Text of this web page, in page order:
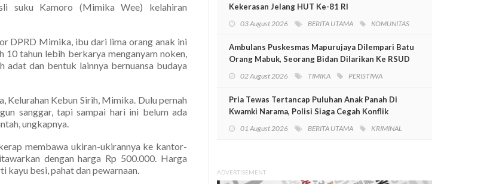
suku Kamoro (Mimika Wee) kelahiran
DPRD Mimika, ibu dari lima orang anak ini
10 tahun lebih berkarya menganyam noken,
adat dan bentuk lainnya bernuansa budaya
Kebun Sirih, Mimika. Dulu pernah
sanggar, tapi sampai hari ini belum ada
ungkapnya.
membawa ukiran-ukirannya ke kantor-
dengan harga Rp 500.000. Harga
kayu besi, pahat dan pewarnaan.
Kekerasan Jelang HUT Ke-81 RI
03 August 2026 BERITA UTAMA KOMUNITAS
Ambulans Puskesmas Mapurujaya Dilempari Batu
Orang Mabuk, Seorang Bidan Dilarikan Ke RSUD
02 August 2026 TIMIKA PERISTIWA
Pria Tewas Tertancap Puluhan Anak Panah Di
Kwamki Narama, Polisi Siaga Cegah Konflik
01 August 2026 BERITA UTAMA KRIMINAL
ADVERTISEMENT